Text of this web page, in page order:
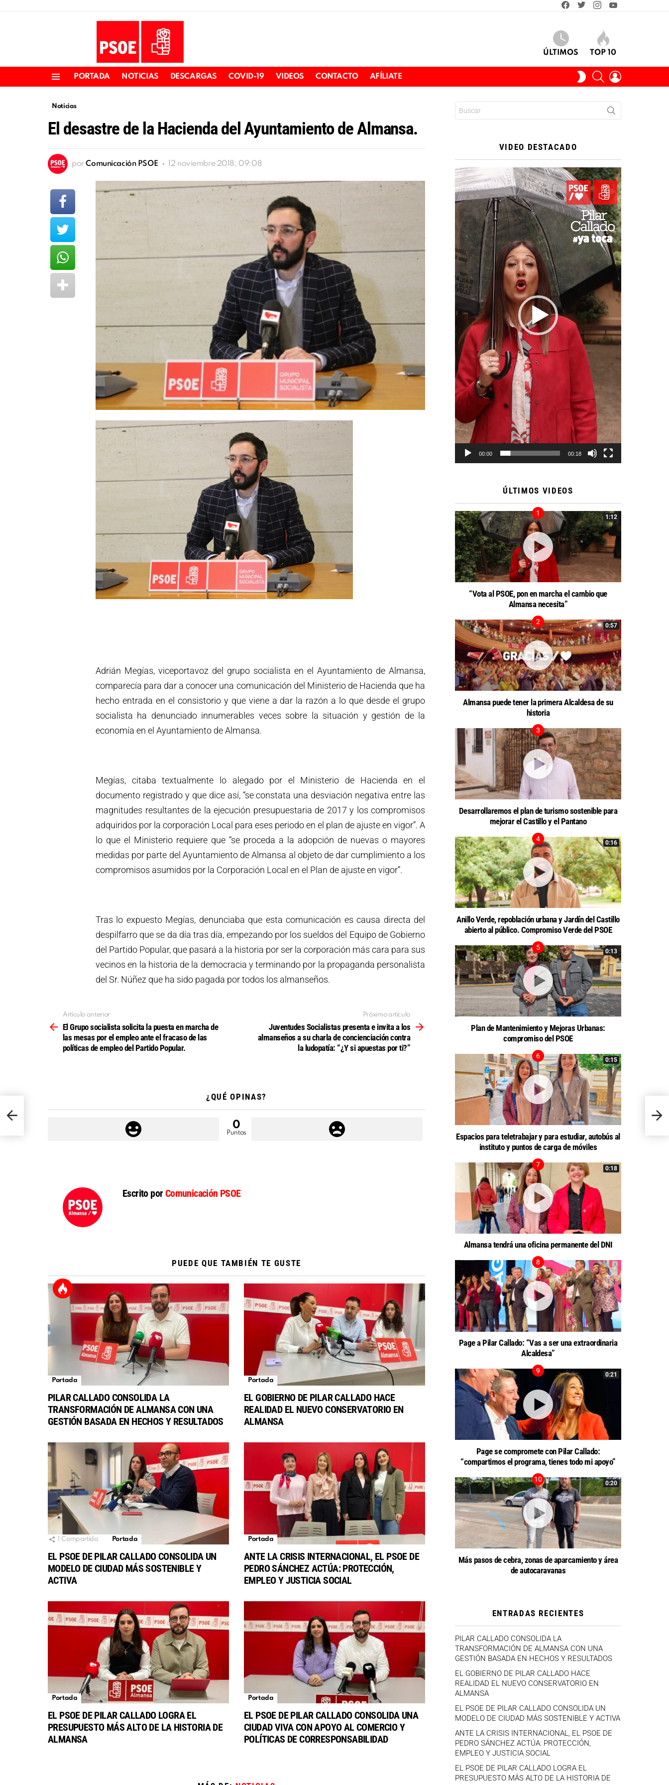
ÚLTIMOS TOP 10
PORTADA NOTICIAS DESCARGAS COVID-19 VIDEOS CONTACTO AFÍLIATE
SWITCH
SKIN
BUSCAR
Noticias
El desastre de la Hacienda del Ayuntamiento de Almansa.
por Comunicación PSOE 12 noviembre 2018, 09:08
Adrián Megías, viceportavoz del grupo socialista en el Ayuntamiento de Almansa,
comparecía para dar a conocer una comunicación del Ministerio de Hacienda que ha
hecho entrada en el consistorio y que viene a dar la razón a lo que desde el grupo
socialista ha denunciado innumerables veces sobre la situación y gestión de la
economía en el Ayuntamiento de Almansa.
Megías, citaba textualmente lo alegado por el Ministerio de Hacienda en el
documento registrado y que dice así, “se constata una desviación negativa entre las
magnitudes resultantes de la ejecución presupuestaria de 2017 y los compromisos
adquiridos por la corporación Local para eses periodo en el plan de ajuste en vigor”. A
lo que el Ministerio requiere que “se proceda a la adopción de nuevas o mayores
medidas por parte del Ayuntamiento de Almansa al objeto de dar cumplimiento a los
compromisos asumidos por la Corporación Local en el Plan de ajuste en vigor”.
Tras lo expuesto Megías, denunciaba que esta comunicación es causa directa del
despilfarro que se da día tras día, empezando por los sueldos del Equipo de Gobierno
del Partido Popular, que pasará a la historia por ser la corporación más cara para sus
vecinos en la historia de la democracia y terminando por la propaganda personalista
del Sr. Núñez que ha sido pagada por todos los almanseños.
más
Artículo anterior
El Grupo socialista solicita la puesta en marcha de
las mesas por el empleo ante el fracaso de las
políticas de empleo del Partido Popular.
Próximo artículo
Juventudes Socialistas presenta e invita a los
almanseños a su charla de concienciación contra
la ludopatía: “¿Y si apuestas por ti?”
¿QUÉ OPINAS?
0
Puntos
Escrito porComunicación PSOE
PUEDE QUE TAMBIÉN TE GUSTE
Portada
PILAR CALLADO CONSOLIDA LA
TRANSFORMACIÓN DE ALMANSA CON UNA
GESTIÓN BASADA EN HECHOS Y RESULTADOS
Portada
EL GOBIERNO DE PILAR CALLADO HACE
REALIDAD EL NUEVO CONSERVATORIO EN
ALMANSA
Compartido Portada
EL PSOE DE PILAR CALLADO CONSOLIDA UN
MODELO DE CIUDAD MÁS SOSTENIBLE Y
ACTIVA
Portada
ANTE LA CRISIS INTERNACIONAL, EL PSOE DE
PEDRO SÁNCHEZ ACTÚA: PROTECCIÓN,
EMPLEO Y JUSTICIA SOCIAL
Portada
EL PSOE DE PILAR CALLADO LOGRA EL
PRESUPUESTO MÁS ALTO DE LA HISTORIA DE
ALMANSA
Portada
EL PSOE DE PILAR CALLADO CONSOLIDA UNA
CIUDAD VIVA CON APOYO AL COMERCIO Y
POLÍTICAS DE CORRESPONSABILIDAD
VIDEO DESTACADO
Reproductor
de
vídeo
00:00 00:18
ÚLTIMOS VIDEOS
1:12
“Vota al PSOE, pon en marcha el cambio que
Almansa necesita”
0:57
Almansa puede tener la primera Alcaldesa de su
historia
Desarrollaremos el plan de turismo sostenible para
mejorar el Castillo y el Pantano
0:16
Anillo Verde, repoblación urbana y Jardín del Castillo
abierto al público. Compromiso Verde del PSOE
0:13
Plan de Mantenimiento y Mejoras Urbanas:
compromiso del PSOE
0:15
Espacios para teletrabajar y para estudiar, autobús al
instituto y puntos de carga de móviles
0:18
Almansa tendrá una oficina permanente del DNI
Page a Pilar Callado: “Vas a ser una extraordinaria
Alcaldesa”
0:21
Page se compromete con Pilar Callado:
“compartimos el programa, tienes todo mi apoyo”
0:20
Más pasos de cebra, zonas de aparcamiento y área
de autocaravanas
ENTRADAS RECIENTES
PILAR CALLADO CONSOLIDA LA
TRANSFORMACIÓN DE ALMANSA CON UNA
GESTIÓN BASADA EN HECHOS Y RESULTADOS
EL GOBIERNO DE PILAR CALLADO HACE
REALIDAD EL NUEVO CONSERVATORIO EN
ALMANSA
EL PSOE DE PILAR CALLADO CONSOLIDA UN
MODELO DE CIUDAD MÁS SOSTENIBLE Y ACTIVA
ANTE LA CRISIS INTERNACIONAL, EL PSOE DE
PEDRO SÁNCHEZ ACTÚA: PROTECCIÓN,
EMPLEO Y JUSTICIA SOCIAL
EL PSOE DE PILAR CALLADO LOGRA EL
PRESUPUESTO MÁS ALTO DE LA HISTORIA DE